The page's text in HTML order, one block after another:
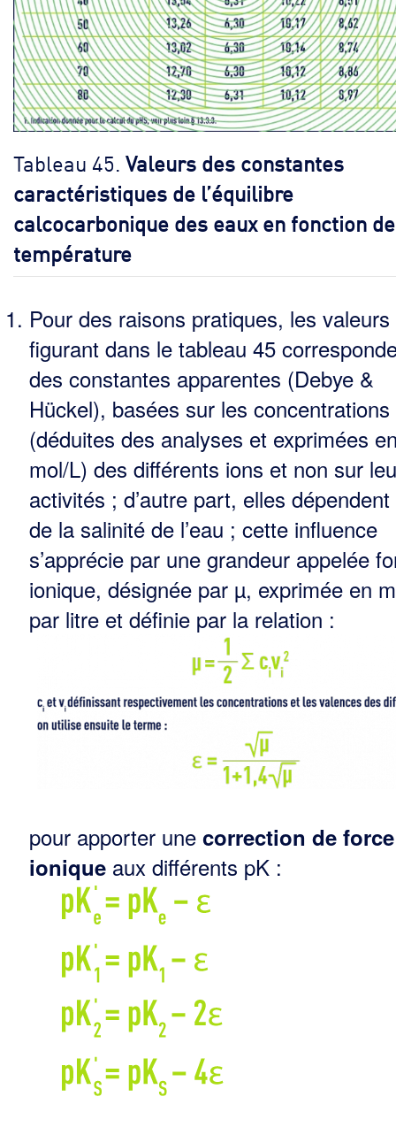
Tableau 45. Valeurs des constantes
caractéristiques de l’équilibre
calcocarbonique des eaux en fonction
température
Pour des raisons pratiques, les valeurs
figurant dans le tableau 45
des constantes appa­rentes (Debye &
Hückel), basées sur les concentrations
(déduites des analyses et exprimées
mol/L) des différents ions et non sur
activités ; d’autre part, elles
de la salinité de l’eau ; cette influence
s’apprécie par une grandeur appelée
ionique, désignée par µ, exprimée en
par litre et définie par la relation :
pour apporter une correction de force
ionique aux différents pK :